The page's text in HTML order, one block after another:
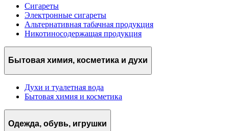
Сигареты
Электронные сигареты
Альтернативная табачная продукция
Никотиносодержащая продукция
Бытовая химия, косметика и духи
Духи и туалетная вода
Бытовая химия и косметика
Одежда, обувь, игрушки